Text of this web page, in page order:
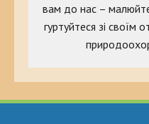
вам до нас –
гуртуйтеся зі своїм